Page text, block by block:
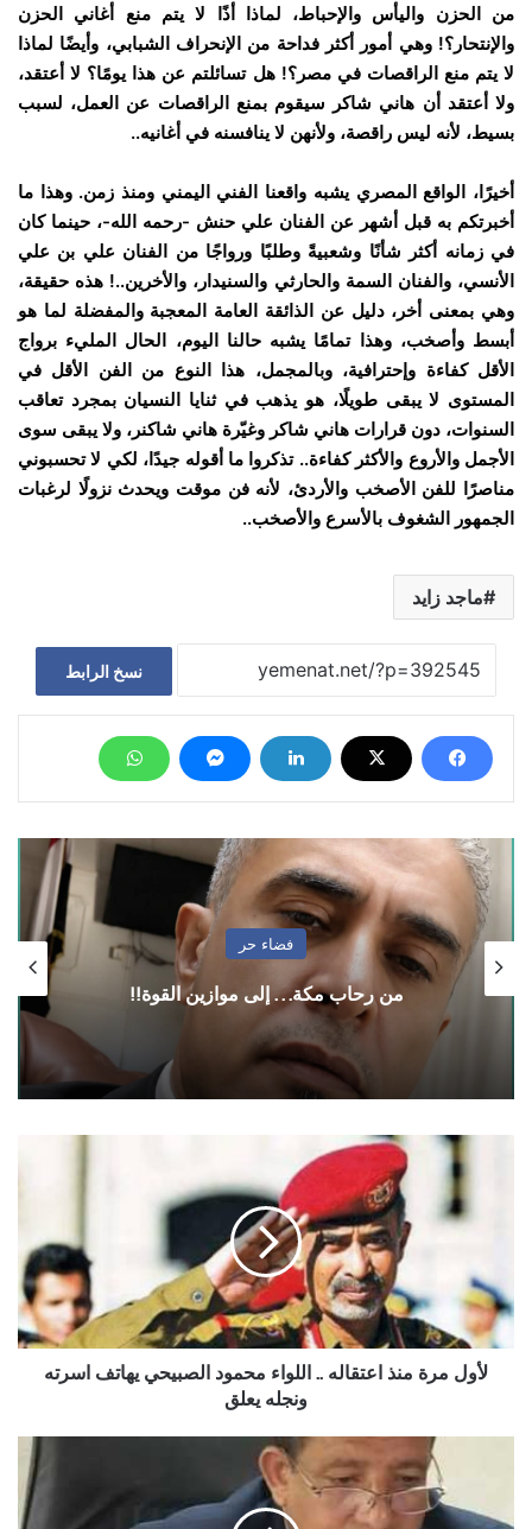
من الحزن واليأس والإحباط، لماذا أذًا لا يتم منع أغاني الحزن
والإنتحار؟! وهي أمور أكثر فداحة من الإنحراف الشبابي، وأيضًا لماذا
لا يتم منع الراقصات في مصر؟! هل تسائلتم عن هذا يومًا؟ لا أعتقد،
ولا أعتقد أن هاني شاكر سيقوم بمنع الراقصات عن العمل، لسبب
بسيط، لأنه ليس راقصة، ولأنهن لا ينافسنه في أغانيه..
أخيرًا، الواقع المصري يشبه واقعنا الفني اليمني ومنذ زمن. وهذا ما
أخبرتكم به قبل أشهر عن الفنان علي حنش -رحمه الله-، حينما كان
في زمانه أكثر شأنًا وشعبيةً وطلبًا ورواجًا من الفنان علي بن علي
الأنسي، والفنان السمة والحارثي والسنيدار، والأخرين..! هذه حقيقة،
وهي بمعنى أخر، دليل عن الذائقة العامة المعجبة والمفضلة لما هو
أبسط وأصخب، وهذا تمامًا يشبه حالنا اليوم، الحال المليء برواج
الأقل كفاءة وإحترافية، وبالمجمل، هذا النوع من الفن الأقل في
المستوى لا يبقى طويلًا، هو يذهب في ثنايا النسيان بمجرد تعاقب
السنوات، دون قرارات هاني شاكر وغيّرة هاني شاكنر، ولا يبقى سوى
الأجمل والأروع والأكثر كفاءة.. تذكروا ما أقوله جيدًا، لكي لا تحسبوني
مناصرًا للفن الأصخب والأردئ، لأنه فن موقت ويحدث نزولًا لرغبات
الجمهور الشغوف بالأسرع والأصخب..
ماجد زايد
نسخ الرابط
فضاء حر
من رحاب مكة… إلى موازين القوة!!
اعتقاله
محمود
الصبيحي
يهاتف
اسرتهلأول مرة منذ اعتقاله .. اللواء محمود الصبيحي يهاتف اسرته
ونجله يعلق
الدكتور